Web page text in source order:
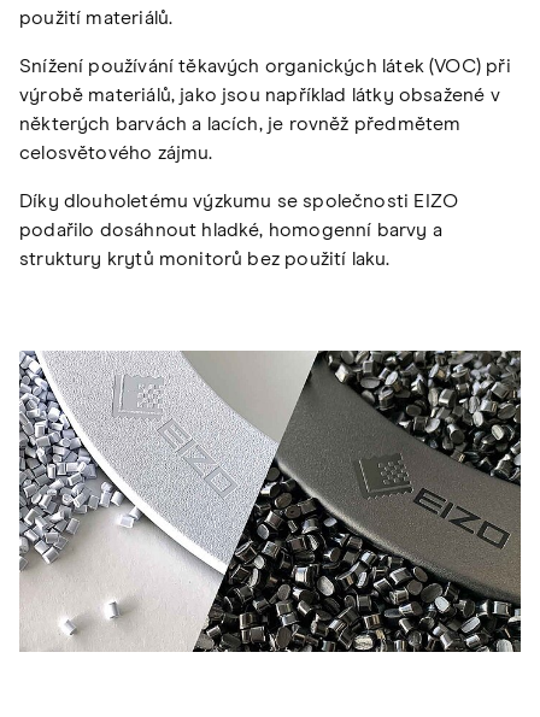
použití materiálů.
Snížení používání těkavých organických látek (VOC) při
výrobě materiálů, jako jsou například látky obsažené v
některých barvách a lacích, je rovněž předmětem
celosvětového zájmu.
Díky dlouholetému výzkumu se společnosti EIZO
podařilo dosáhnout hladké, homogenní barvy a
struktury krytů monitorů bez použití laku.